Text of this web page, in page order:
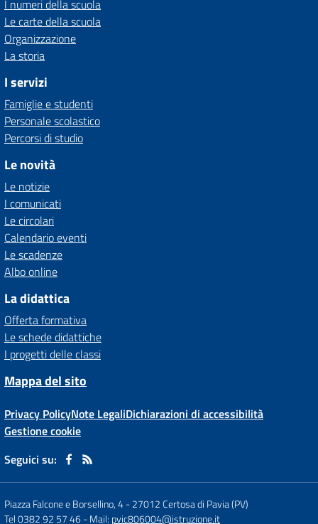
I numeri della scuola
Le carte della scuola
Organizzazione
La storia
I servizi
Famiglie e studenti
Personale scolastico
Percorsi di studio
Le novità
Le notizie
I comunicati
Le circolari
Calendario eventi
Le scadenze
Albo online
La didattica
Offerta formativa
Le schede didattiche
I progetti delle classi
Mappa del sito
Privacy PolicyNote LegaliDichiarazioni di accessibilità
Gestione cookie
Seguici su:
Piazza Falcone e Borsellino, 4-27012 Certosa di Pavia (PV)
Tel 0382 92 57 46- Mail: pvic806004@istruzione.it